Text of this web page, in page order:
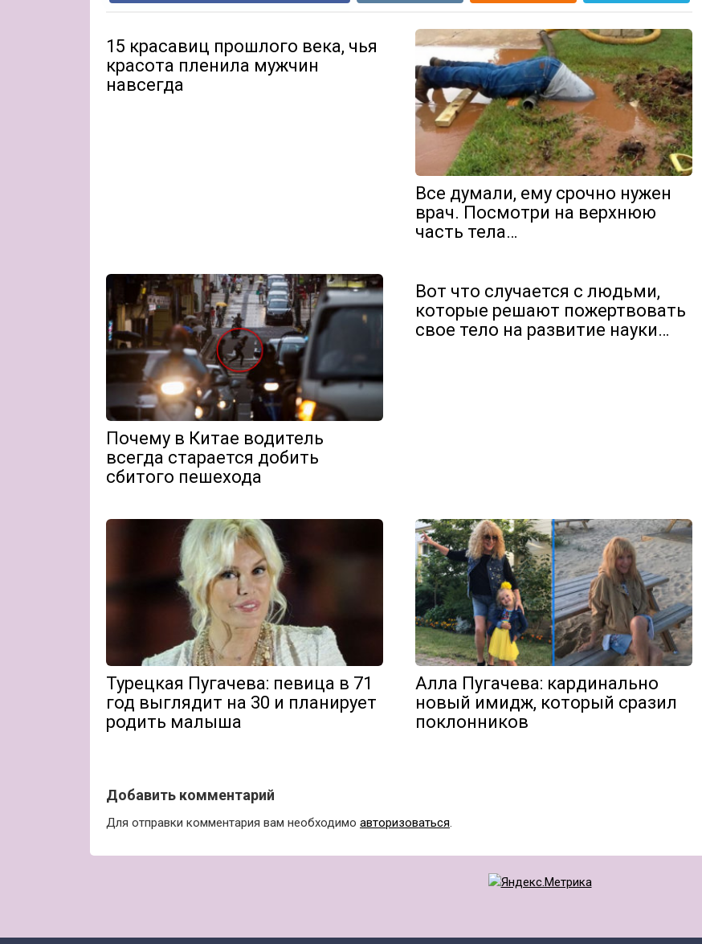
15 красавиц прошлого века, чья
красота пленила мужчин
навсегда
Все думали, ему срочно нужен
врач. Посмотри на верхнюю
часть тела…
Почему в Китае водитель
всегда старается добить
сбитого пешехода
Вот что случается с людьми,
которые решают пожертвовать
свое тело на развитие науки…
Турецкая Пугачева: певица в 71
год выглядит на 30 и планирует
родить малыша
Алла Пугачева: кардинально
новый имидж, который сразил
поклонников
Добавить комментарий
Для отправки комментария вам необходимо авторизоваться.